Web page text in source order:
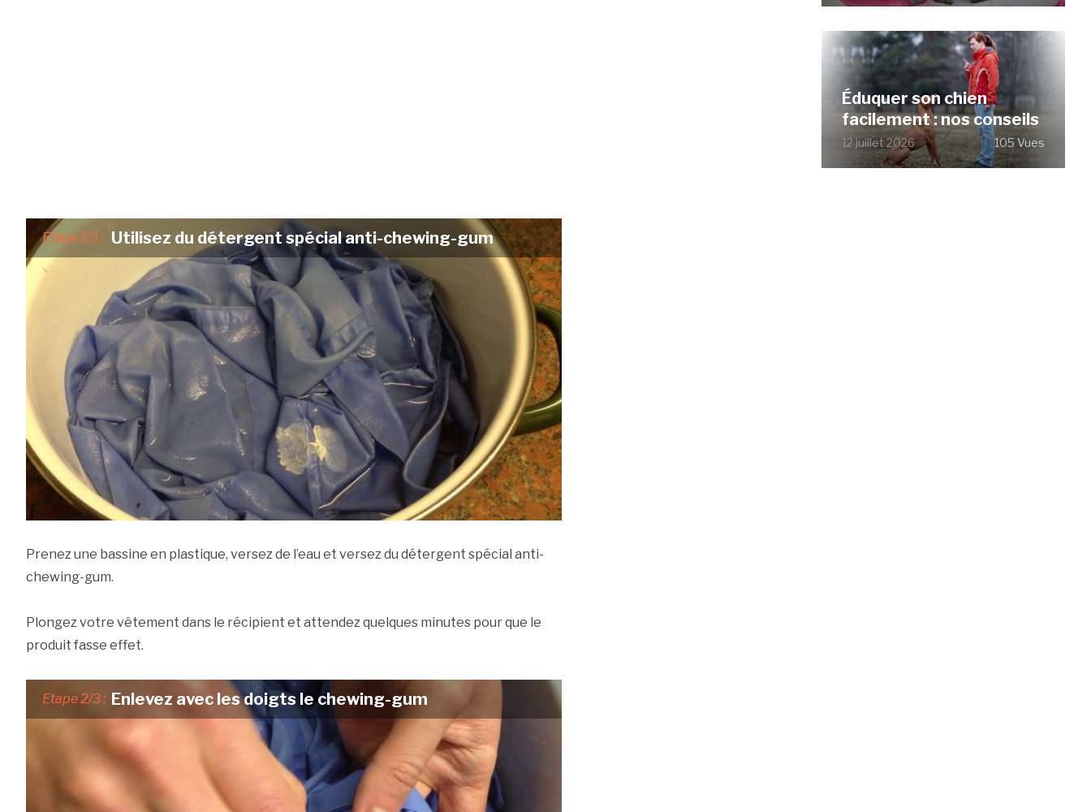
Etape 1/3 : Utilisez du détergent spécial anti-chewing-gum
Prenez une bassine en plastique, versez de l’eau et versez du détergent spécial anti-
chewing-gum.
Plongez votre vêtement dans le récipient et attendez quelques minutes pour que le
produit fasse effet.
Etape 2/3 : Enlevez avec les doigts le chewing-gum
Éduquer son chien
facilement : nos conseils
12 juillet 2026 105 Vues